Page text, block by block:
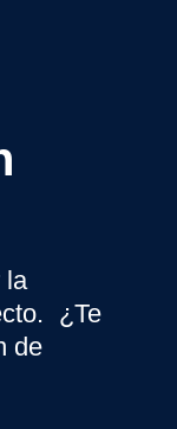
la
¿Te
de